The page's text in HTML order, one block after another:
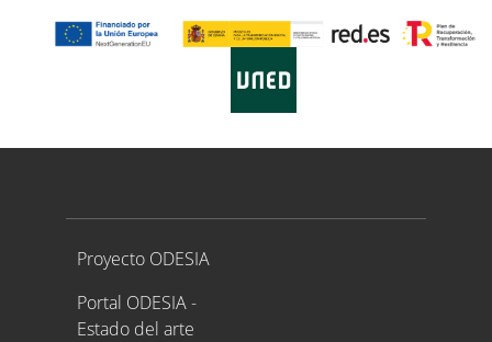
Proyecto ODESIA
Proyecto ODESIA
Portal ODESIA -
Estado del arte